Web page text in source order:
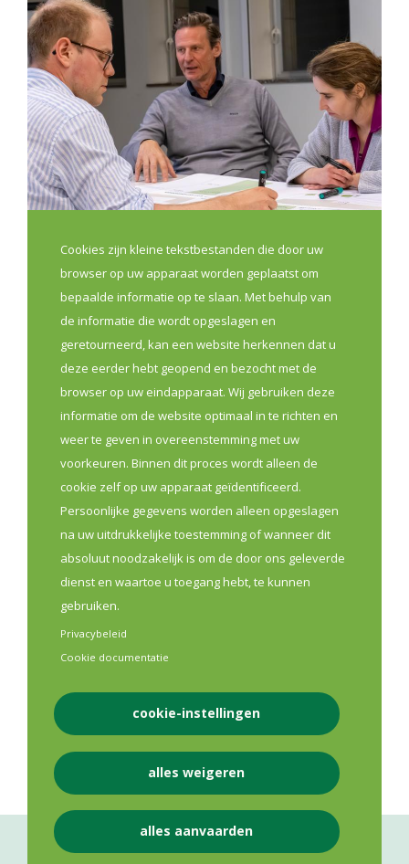
Bouw mee aan de toekomst van
jouw apothekerskring
9 jul 2026
Sterke lokale kringen zijn belangrijk om apothekers
beter te verbinden, samenwerking in de eerste lijn te
versterken en lokale noden concreet aan te pakken.
Daarom lanceert VAN, met steun van Vlaams minister
Caroline Gennez en samen met de
beroepsverenigingen, een nieuwe oproep voor
apothekerskringen die hun kringwerking willen
versterken. Tien kringen krijgen de kans om tussen
september 2026 en maart 2027 hun kringwerking een
stevige boost te geven.
Lees meer
Opleiding
Cookies zijn kleine tekstbestanden die door uw
browser op uw apparaat worden geplaatst om
bepaalde informatie op te slaan. Met behulp van
de informatie die wordt opgeslagen en
geretourneerd, kan een website herkennen dat u
deze eerder hebt geopend en bezocht met de
browser op uw eindapparaat. Wij gebruiken deze
informatie om de website optimaal in te richten en
weer te geven in overeenstemming met uw
voorkeuren. Binnen dit proces wordt alleen de
cookie zelf op uw apparaat geïdentificeerd.
Persoonlijke gegevens worden alleen opgeslagen
na uw uitdrukkelijke toestemming of wanneer dit
absoluut noodzakelijk is om de door ons geleverde
dienst en waartoe u toegang hebt, te kunnen
gebruiken.
Privacybeleid
Cookie documentatie
cookie-instellingen
alles weigeren
alles aanvaarden